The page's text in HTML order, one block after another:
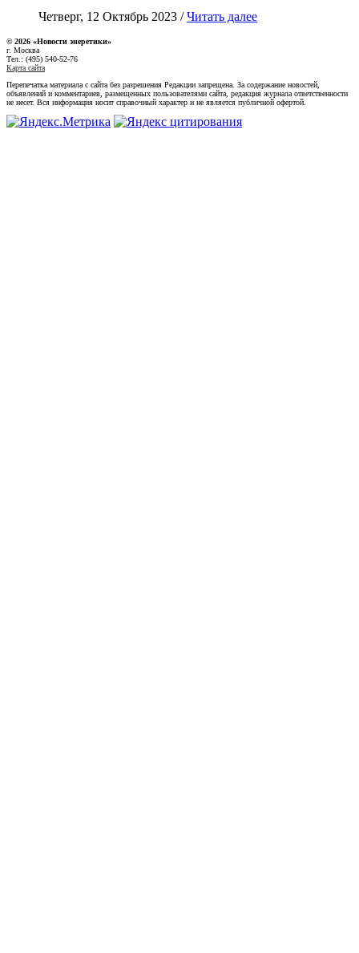
Четверг, 12 Октябрь 2023 /Читать далее
© 2026 «Новости энеретики»
г. Москва
Тел.: (495) 540-52-76
Карта сайта
Перепечатка материала с сайта без разрешения Редакции запрещена. За содержание новостей,
объявлений и комментариев, размещенных пользователями сайта, редакция журнала ответственности
не несет. Вся информация носит справочный характер и не является публичной офертой.